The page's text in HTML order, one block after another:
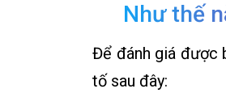
Như thế
Để đánh giá được
tố sau đây: